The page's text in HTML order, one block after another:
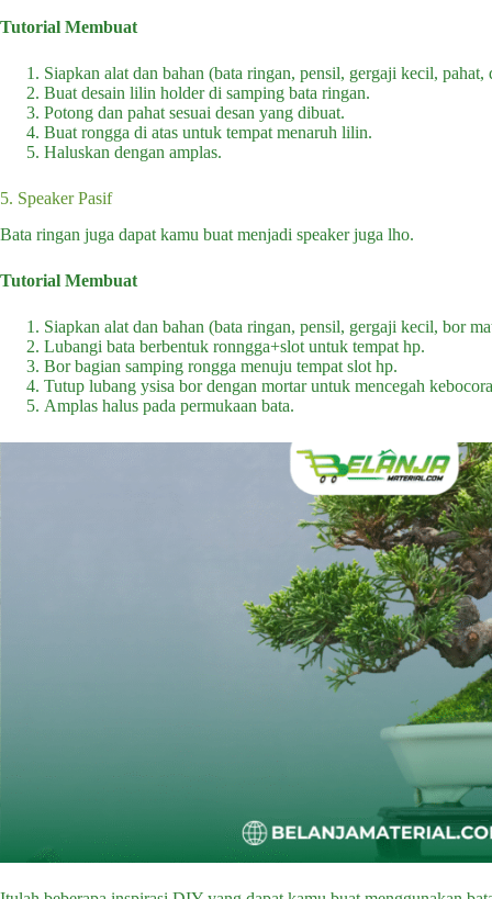
Tutorial Membuat
Siapkan alat dan bahan (bata ringan, pensil, gergaji kecil, pahat,
Buat desain lilin holder di samping bata ringan.
Potong dan pahat sesuai desan yang dibuat.
Buat rongga di atas untuk tempat menaruh lilin.
Haluskan dengan amplas.
5. Speaker Pasif
Bata ringan juga dapat kamu buat menjadi speaker juga lho.
Tutorial Membuat
Siapkan alat dan bahan (bata ringan, pensil, gergaji kecil, bor
Lubangi bata berbentuk ronngga+slot untuk tempat hp.
Bor bagian samping rongga menuju tempat slot hp.
Tutup lubang ysisa bor dengan mortar untuk mencegah
Amplas halus pada permukaan bata.